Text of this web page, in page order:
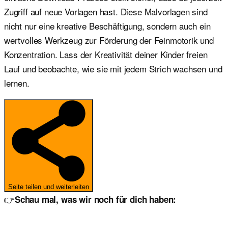
Zugriff auf neue Vorlagen hast. Diese Malvorlagen sind
nicht nur eine kreative Beschäftigung, sondern auch ein
wertvolles Werkzeug zur Förderung der Feinmotorik und
Konzentration. Lass der Kreativität deiner Kinder freien
Lauf und beobachte, wie sie mit jedem Strich wachsen und
lernen.
Seite teilen und weiterleiten
👉Schau mal, was wir noch für dich haben: